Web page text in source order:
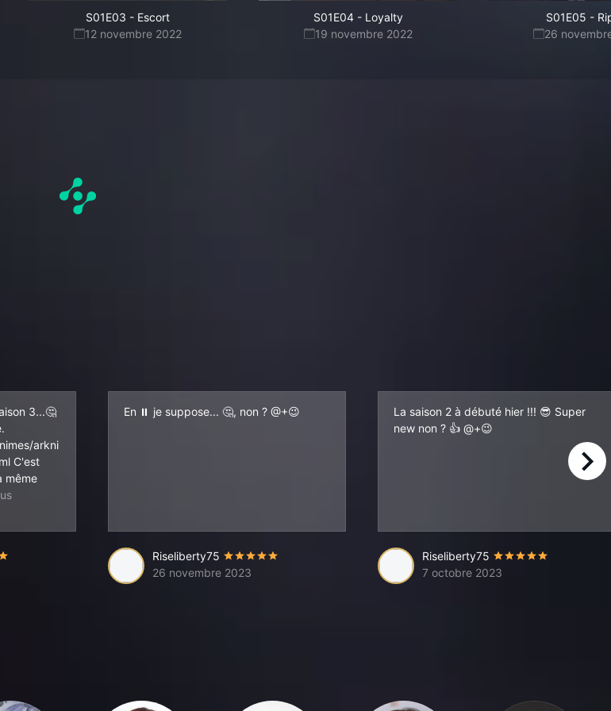
S01E03 - Escort
12 novembre 2022
S01E04- Loyalty
19 novembre 2022
S01E05 -
26
peut-etre un effet de style ou juste le principe de cet anime, je ne note pas, mais ca me laisse perplexe.
3...🤔
arkni
C'est
même
@+😉
En ⏸ je suppose... 🤔, non ? @+😉
Riseliberty75
26 novembre 2023
La saison 2 à débuté hier !!! 😎 Super
new non ? 👍 @+😉
Riseliberty75
7 octobre 2023
right